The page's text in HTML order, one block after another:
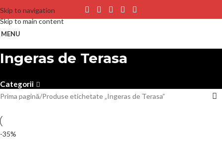
Skip to navigation
Skip to main content
MENU
Ingeras de Terasa
Categorii
Prima pagină Produse etichetate „Ingeras de Terasa”
-35%